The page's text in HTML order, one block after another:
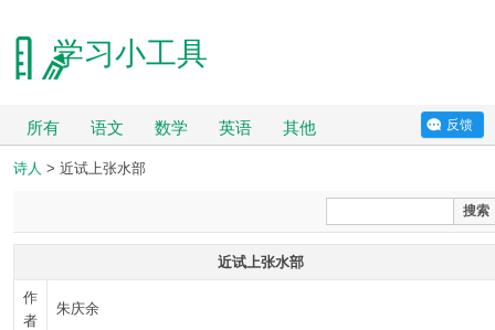
学习小工具
所有 语文 数学 英语 其他 反馈
诗人 > 近试上张水部
搜索
近试上张水部
作
者
朱庆余